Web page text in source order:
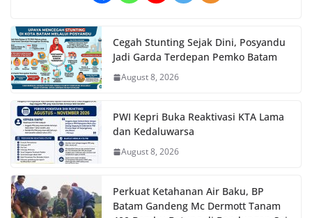
Cegah Stunting Sejak Dini, Posyandu
Jadi Garda Terdepan Pemko Batam
August 8, 2026
PWI Kepri Buka Reaktivasi KTA Lama
dan Kedaluwarsa
August 8, 2026
Perkuat Ketahanan Air Baku, BP
Batam Gandeng Mc Dermott Tanam